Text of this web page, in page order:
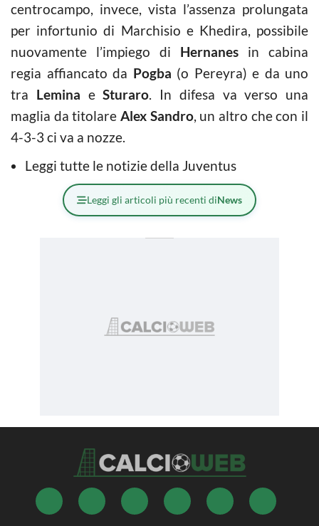
centrocampo, invece, vista l’assenza prolungata
per infortunio di Marchisio e Khedira, possibile
nuovamente l’impiego di Hernanes in cabina
regia affiancato da Pogba (o Pereyra) e da uno
tra Lemina eSturaro. In difesa va verso una
maglia da titolare Alex Sandro, un altro che con il
4-3-3 ci va a nozze.
Leggi tutte le notizie della Juventus
Leggi gli articoli più recenti diNews